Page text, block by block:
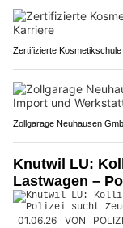
Zertifizierte
Zollgarage Neuhausen
Knutwil LU:
Lastwagen –
01.06.26 VON